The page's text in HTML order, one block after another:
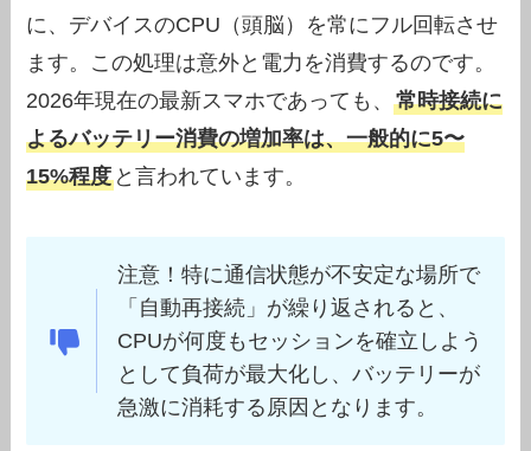
に、デバイスのCPU（頭脳）を常にフル回転させ
ます。この処理は意外と電力を消費するのです。
2026年現在の最新スマホであっても、常時接続に
よるバッテリー消費の増加率は、一般的に5〜
15%程度 と言われています。
注意！特に通信状態が不安定な場所で
「自動再接続」が繰り返されると、
CPUが何度もセッションを確立しよう
として負荷が最大化し、バッテリーが
急激に消耗する原因となります。